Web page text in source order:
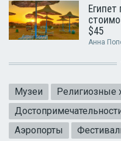
$45
Анна
Музеи
Религиозные
Аэропорты